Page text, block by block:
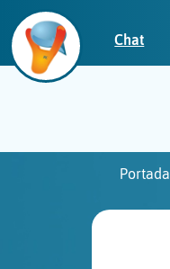
Chat
Portada
Iniciar